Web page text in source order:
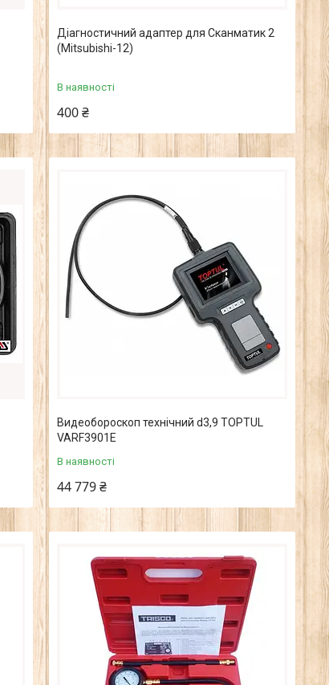
Діагностичний адаптер для Сканматик 2
(Mitsubishi-12)
В наявності
400 ₴
Видеобороскоп технічний d3,9 TOPTUL
VARF3901E
В наявності
44 779 ₴